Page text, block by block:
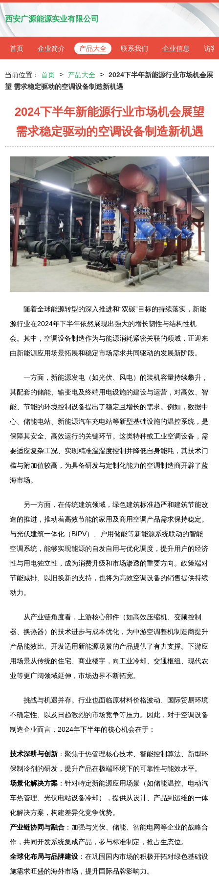
西安广源能源实业有限公司
首页 企业简介 产品大全 联系我们 企业信息 访客
当前位置： 首页 > 产品大全 > 2024下半年新能源行业市场机会展
望 需求稳定驱动的空调设备制造新机遇
2024下半年新能源行业市场机会展望
需求稳定驱动的空调设备制造新机遇
随着全球能源转型的深入推进和“双碳”目标的持续落实，新能
源行业在2024年下半年依然展现出强大的增长韧性与结构性机
会。其中，空调设备制造作为与能源消耗紧密关联的领域，正迎来
由新能源应用场景拓展和稳定市场需求共同驱动的发展新阶段。
一方面，新能源发电（如光伏、风电）的装机容量持续攀升，
其配套的储能、输变电及终端用电设施的建设与运营，对高效、智
能、节能的环境控制设备提出了稳定且增长的需求。例如，数据中
心、储能电站、新能源汽车充电站等新型基础设施的温控系统，是
保障其安全、高效运行的关键环节。这类特种或工业空调设备，需
要适应复杂工况、实现精准温湿度控制并降低自身能耗，其技术门
槛与附加值较高，为具备研发与定制化能力的空调制造商开辟了蓝
海市场。
另一方面，在传统建筑领域，绿色建筑标准趋严和建筑节能改
造的推进，推动着高效节能的家用及商用空调产品需求保持稳定。
与光伏建筑一体化（BIPV）、户用储能等新能源系统联动的智能
空调系统，能够实现能源的自发自用与优化调度，提升用户的经济
性与用电独立性，成为消费升级和市场渗透的重要方向。政策端对
节能减排、以旧换新的支持，也将为高效空调设备的销售提供持续
动力。
从产业链角度看，上游核心部件（如高效压缩机、变频控制
器、换热器）的技术进步与成本优化，为中游空调整机制造商提升
产品能效比、开发适用新能源场景的产品提供了有力支撑。下游应
用场景从传统的住宅、商业楼宇，向工业冷却、交通枢纽、现代农
业等更广阔领域延伸，市场边界不断拓宽。
挑战与机遇并存。行业也面临原材料价格波动、国际贸易环境
不确定性、以及日趋激烈的市场竞争等压力。因此，对于空调设备
制造企业而言，2024年下半年的核心机会在于：
技术深耕与创新 ：聚焦于热管理核心技术、智能控制算法、新型环
保制冷剂的研发，提升产品在极端环境下的可靠性与能效水平。
场景化解决方案 ：针对特定新能源应用场景（如储能温控、电动汽
车热管理、光伏电站设备冷却），提供从设计、产品到运维的一体
化解决方案，构建差异化竞争优势。
产业链协同与融合 ：加强与光伏、储能、智能电网等企业的战略合
作，共同开发系统集成产品，参与标准制定，抢占生态位。
全球化布局与品牌建设 ：在巩固国内市场的积极开拓对绿色基础设
施需求旺盛的海外市场，提升国际品牌影响力。